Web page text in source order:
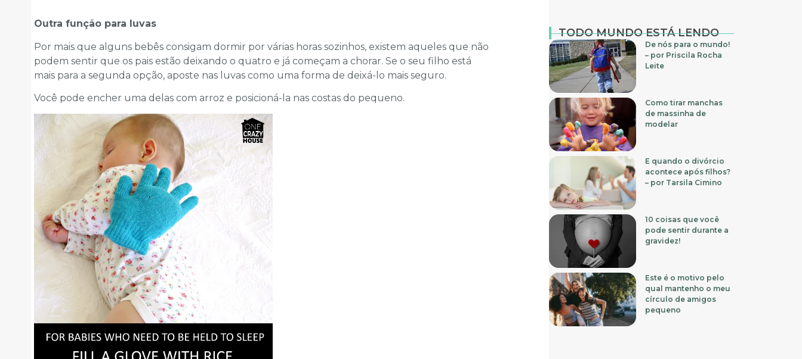
Outra função para luvas
Por mais que alguns bebês consigam dormir por várias horas sozinhos, existem aqueles que não
podem sentir que os pais estão deixando o quatro e já começam a chorar. Se o seu filho está
mais para a segunda opção, aposte nas luvas como uma forma de deixá-lo mais seguro.
Você pode encher uma delas com arroz e posicioná-la nas costas do pequeno.
TODO MUNDO ESTÁ LENDO
De nós para o mundo!
– por Priscila Rocha
Leite
Como tirar manchas
de massinha de
modelar
E quando o divórcio
acontece após filhos?
– por Tarsila Cimino
10 coisas que você
pode sentir durante a
gravidez!
Este é o motivo pelo
qual mantenho o meu
círculo de amigos
pequeno